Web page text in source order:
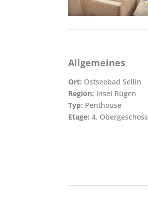
Allgemeines
Ort: Ostseebad Sellin
Region: Insel Rügen
Typ: Penthouse
Etage: 4. Obergeschoss